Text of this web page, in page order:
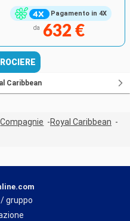
Pagamento in 4X
da 632 €
Caribbean
Compagnie
Royal Caribbean
gruppo